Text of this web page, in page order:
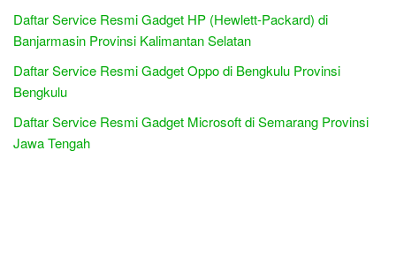
Daftar Service Resmi Gadget HP (Hewlett-Packard) di
Banjarmasin Provinsi Kalimantan Selatan
Daftar Service Resmi Gadget Oppo di Bengkulu Provinsi
Bengkulu
Daftar Service Resmi Gadget Microsoft di Semarang Provinsi
Jawa Tengah